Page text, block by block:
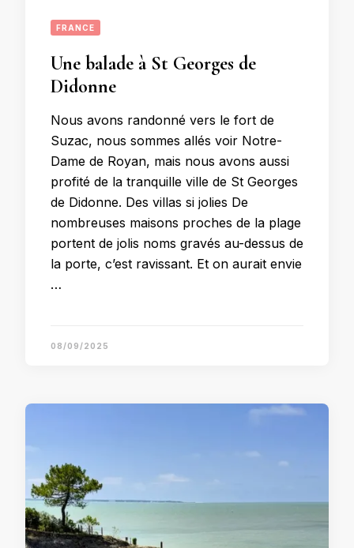
FRANCE
Une balade à St Georges de
Didonne
Nous avons randonné vers le fort de
Suzac, nous sommes allés voir Notre-
Dame de Royan, mais nous avons aussi
profité de la tranquille ville de St Georges
de Didonne. Des villas si jolies De
nombreuses maisons proches de la plage
portent de jolis noms gravés au-dessus de
la porte, c’est ravissant. Et on aurait envie
…
08/09/2025